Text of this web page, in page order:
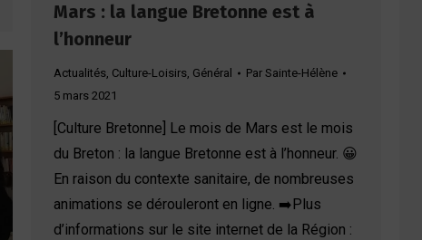
Mars : la langue Bretonne est à
l’honneur
Actualités, Culture-Loisirs, Général Par Sainte-Hélène
5 mars 2021
[Culture Bretonne] Le mois de Mars est le mois
du Breton : la langue Bretonne est à l’honneur. 😀
En raison du contexte sanitaire, de nombreuses
animations se dérouleront en ligne. ➡️Plus
d’informations sur le site internet de la Région :